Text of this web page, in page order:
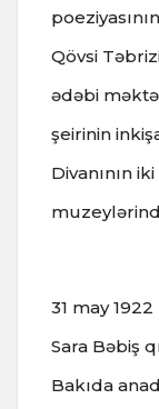
Qövsi
ədəbi
şeirinin
Divanının
31 may
Sara Bəbiş
Bakıda